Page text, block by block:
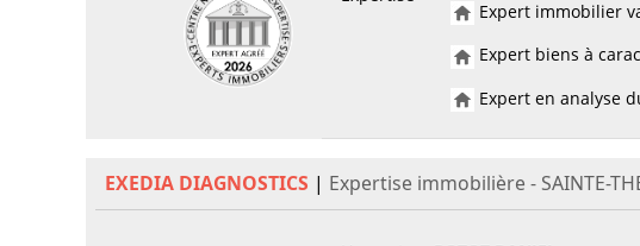
Expert immobilier
Expert biens à
Expert en analyse
EXEDIA DIAGNOSTICS | Expertise immobilière - SAINTE-